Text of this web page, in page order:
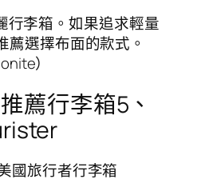
行李箱。如果追求輕量
薦選擇布面的款式。
）
薦行李箱5、
國旅行者行李箱